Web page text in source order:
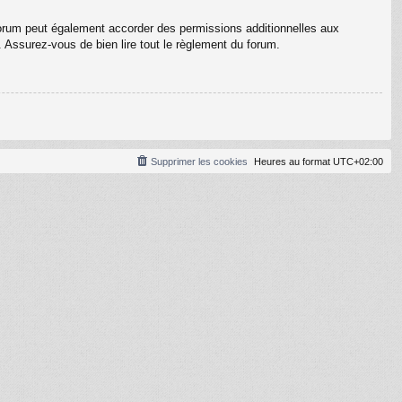
peut également accorder des permissions additionnelles aux
vous de bien lire tout le règlement du forum.
Heures au format UTC+02:00
Supprimer les cookies